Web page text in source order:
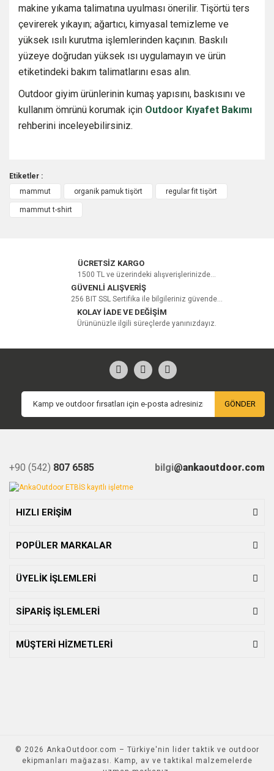
makine yıkama talimatına uyulması önerilir. Tişörtü ters
çevirerek yıkayın; ağartıcı, kimyasal temizleme ve
yüksek ısılı kurutma işlemlerinden kaçının. Baskılı
yüzeye doğrudan yüksek ısı uygulamayın ve ürün
etiketindeki bakım talimatlarını esas alın.
Outdoor giyim ürünlerinin kumaş yapısını, baskısını ve
kullanım ömrünü korumak için Outdoor Kıyafet Bakımı
rehberini inceleyebilirsiniz.
Etiketler :
mammut
organik pamuk tişört regular fit tişört
mammut t-shirt
ÜCRETSİZ KARGO
1500 TL ve üzerindeki alışverişlerinizde...
GÜVENLİ ALIŞVERİŞ
256 BIT SSL Sertifika ile bilgileriniz güvende...
KOLAY İADE VE DEĞİŞİM
Ürününüzle ilgili süreçlerde yanınızdayız.
GÖNDER
+90 (542) 807 6585 bilgi@ankaoutdoor.com
HIZLI ERİŞİM
POPÜLER MARKALAR
ÜYELİK İŞLEMLERİ
SİPARİŞ İŞLEMLERİ
MÜŞTERİ HİZMETLERİ
© 2026 AnkaOutdoor.com – Türkiye'nin lider taktik ve outdoor
ekipmanları mağazası. Kamp, av ve taktikal malzemelerde